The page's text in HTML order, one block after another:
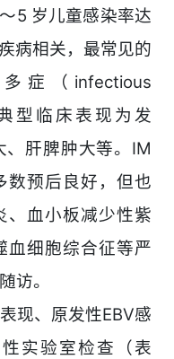
5 岁儿童感染率达
病相关，最常见的
症（infectious
型临床表现为发
、肝脾肿大等。IM
数预后良好，但也
、血小板减少性紫
血细胞综合征等严
访。
、原发性EBV感
实验室检查（表